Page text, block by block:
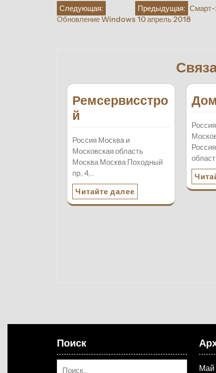
НавигацияПредыдущая: Смарт-
Следующая:
Обновление Windows 10 апрель 2018
Ремсервисстро
й
Россия Москва и
Московская область
Москва Москва Походный
пр., 4,…
Читайте далее
Поиск
Май